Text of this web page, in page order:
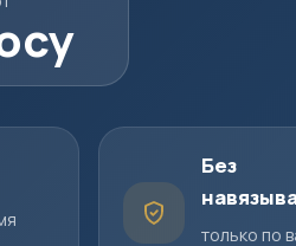
Без
только по